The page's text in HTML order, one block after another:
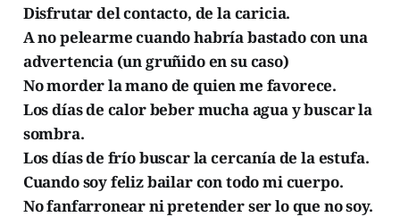
Disfrutar del contacto, de la caricia.
A no pelearme cuando habría bastado con una
advertencia (un gruñido en su caso)
No morder la mano de quien me favorece.
Los días de calor beber mucha agua y buscar la
sombra.
Los días de frío buscar la cercanía de la estufa.
Cuando soy feliz bailar con todo mi cuerpo.
No fanfarronear ni pretender ser lo que no soy.